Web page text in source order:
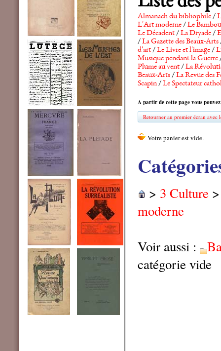
Almanach du bibliophile/
L'Art moderne/Le Bambou
Le Décadent/La Dryade/
/La Gazette des Beaux-Arts
d'art/Le Livre et l'image/
Musique pendant la Guerre
Plume au vent/La
Beaux-Arts/La Revue des
Scapin/Le Spectateur
A partir de cette page vous
Retourner au premier écran avec
> 3 Culture
moderne
Voir aussi :
catégorie vide